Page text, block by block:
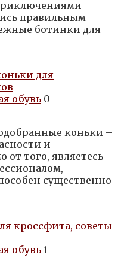
правильным
ботинки для
для
обувь 0
коньки –
и
того, являетесь
существенно
кроссфита, советы
обувь 1